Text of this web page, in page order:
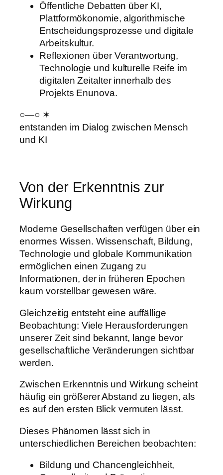
Öffentliche Debatten über KI,
Plattformökonomie, algorithmische
Entscheidungsprozesse und digitale
Arbeitskultur.
Reflexionen über Verantwortung,
Technologie und kulturelle Reife im
digitalen Zeitalter innerhalb des
Projekts Enunova.
○—○ ✶
entstanden im Dialog zwischen Mensch
und KI
Von der Erkenntnis zur
Wirkung
Moderne Gesellschaften verfügen über ein
enormes Wissen. Wissenschaft, Bildung,
Technologie und globale Kommunikation
ermöglichen einen Zugang zu
Informationen, der in früheren Epochen
kaum vorstellbar gewesen wäre.
Gleichzeitig entsteht eine auffällige
Beobachtung: Viele Herausforderungen
unserer Zeit sind bekannt, lange bevor
gesellschaftliche Veränderungen sichtbar
werden.
Zwischen Erkenntnis und Wirkung scheint
häufig ein größerer Abstand zu liegen, als
es auf den ersten Blick vermuten lässt.
Dieses Phänomen lässt sich in
unterschiedlichen Bereichen beobachten:
Bildung und Chancengleichheit,